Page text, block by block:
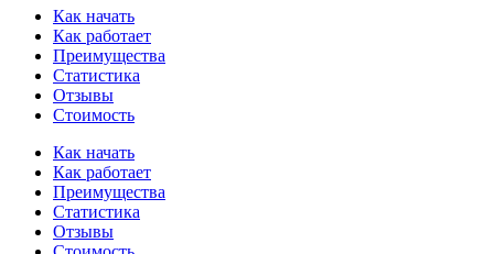
Как начать
Как работает
Преимущества
Статистика
Отзывы
Стоимость
Как начать
Как работает
Преимущества
Статистика
Отзывы